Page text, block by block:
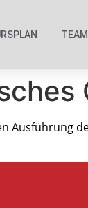
TEAM
Ausführung